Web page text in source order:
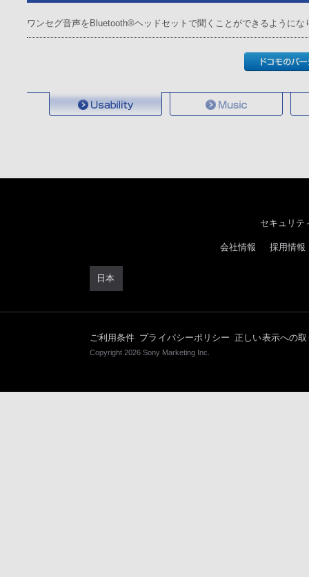
ワンセグ音声をBluetooth®ヘッドセットで聞くことができるようにな
セキュリテ
日本
会社情報 採用情報
ご利用条件 プライバシーポリシー 正しい表示への
Copyright 2026 Sony Marketing Inc.